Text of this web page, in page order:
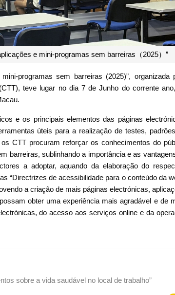
e mini-programas sem barreiras（2025）”
programas sem barreiras (2025)”, organizada
teve lugar no dia 7 de Junho do corrente
e os principais elementos das páginas
úteis para a realização de testes,
CTT procuram reforçar os conhecimentos do
barreiras, sublinhando a importância e as
a adoptar, aquando da elaboração do
“Directrizes de acessibilidade para o conteúdo da
a criação de mais páginas electrónicas,
obter uma experiência mais agradável e de
do acesso aos serviços online e da
sobre a vida saudável no local de trabalho”